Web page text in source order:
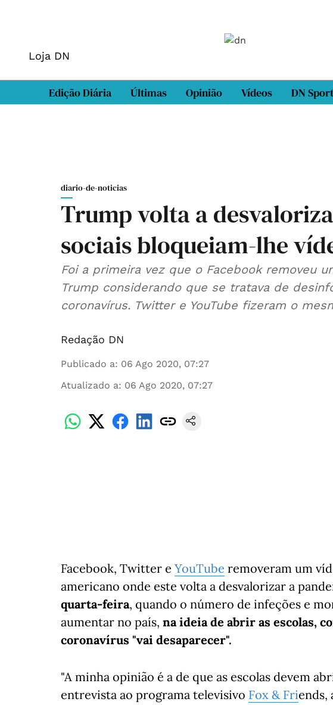
Loja DN
Edição Diária Últimas Opinião Vídeos DN Sport
diario-de-noticias
Trump volta a
sociais bloqueiam-lhe
Foi a primeira vez que o Facebook removeu
Trump considerando que se tratava de
coronavírus. Twitter e YouTube fizeram o
Redação DN
Publicado a: 06 Ago 2020, 07:27
Atualizado a: 06 Ago 2020, 07:27
Facebook, Twitter e YouTube removeram um
americano onde este volta a desvalorizar a
quarta-feira, quando o número de infeções e
aumentar no país, na ideia de abrir as escolas,
coronavírus "vai desaparecer".
"A minha opinião é a de que as escolas devem
entrevista ao programa televisivo Fox & Friends,